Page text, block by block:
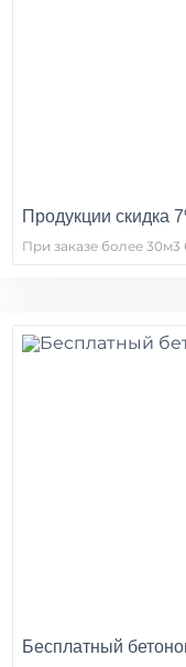
Продукции скидка
При заказе более 30м3
Бесплатный